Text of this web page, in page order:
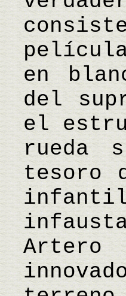
en
del
el
rueda
tesoro
infantil